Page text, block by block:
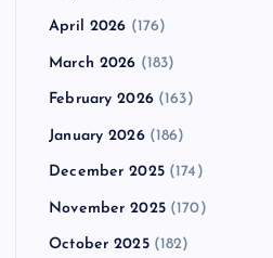
April 2026 (176)
March 2026 (183)
February 2026(163)
January 2026(186)
December 2025(174)
November 2025(170)
October 2025(182)